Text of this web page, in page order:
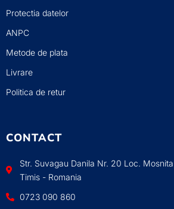
Protectia datelor
ANPC
Metode de plata
Livrare
Politica de retur
CONTACT
Str. Suvagau Danila Nr. 20 Loc.
Timis - Romania
0723 090 860